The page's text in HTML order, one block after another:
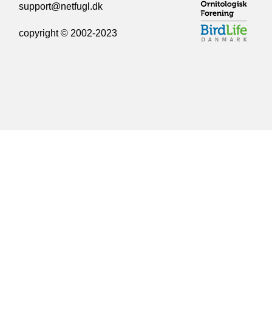
support@netfugl.dk
copyright © 2002-2023